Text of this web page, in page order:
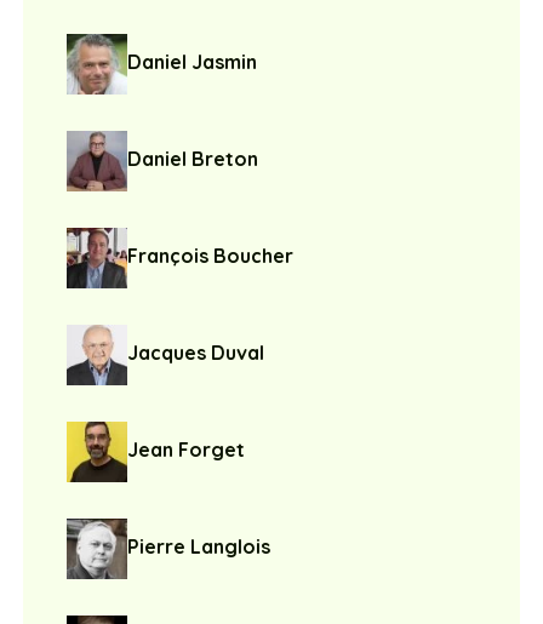
Daniel Jasmin
Daniel Breton
François Boucher
Jacques Duval
Jean Forget
Pierre Langlois